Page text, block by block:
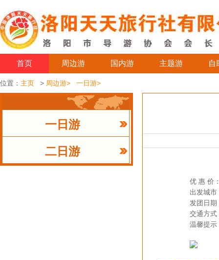
首页 周边游 国内游 主题游 自
位置： 主页 > 周边游> 一日游>
一日游
二日游
优 惠 价
出发城市
发团日期
交通方式
温馨提示